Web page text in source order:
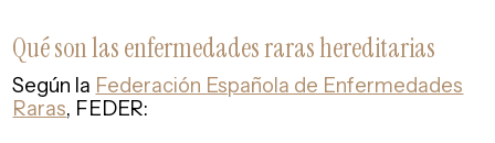
Qué son las enfermedades raras hereditarias
Según la Federación Española de Enfermedades
Raras, FEDER: